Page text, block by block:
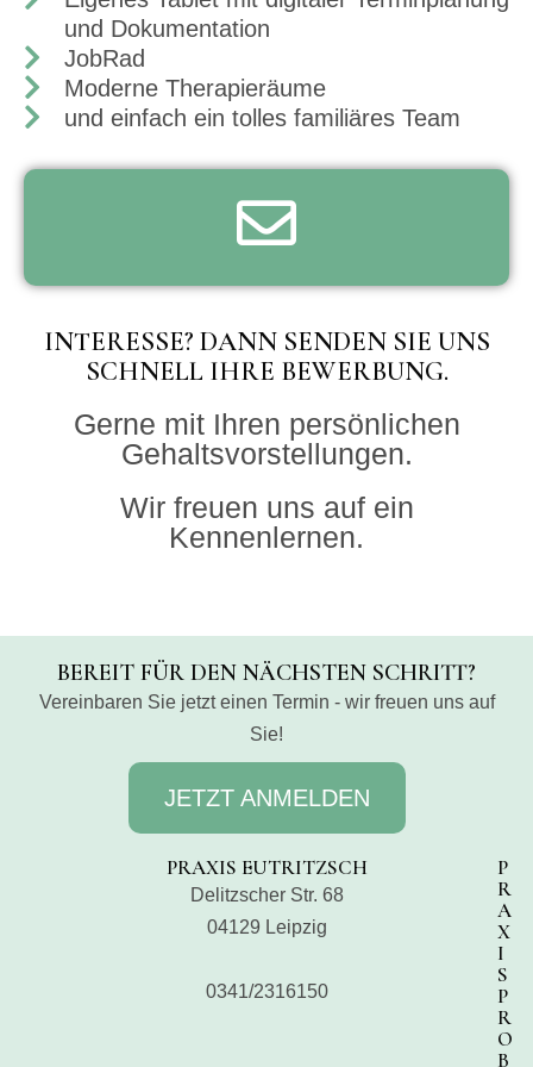
und Dokumentation
JobRad
Moderne Therapieräume
und einfach ein tolles familiäres Team
INTERESSE? DANN SENDEN SIE UNS
SCHNELL IHRE BEWERBUNG.
Gerne mit Ihren persönlichen
Gehaltsvorstellungen.
Wir freuen uns auf ein
Kennenlernen.
BEREIT FÜR DEN NÄCHSTEN SCHRITT?
Vereinbaren Sie jetzt einen Termin - wir freuen uns auf
Sie!
JETZT ANMELDEN
PRAXIS EUTRITZSCH
Delitzscher Str. 68
04129 Leipzig
0341/2316150
P
R
A
X
I
S
P
R
O
B